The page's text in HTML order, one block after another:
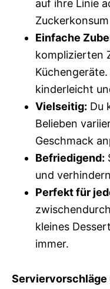
auf ihre Linie
Einfache
komplizierten
kinderleicht
Vielseitig: Du
Belieben
Geschmack
Befriedigend:
und
Perfekt für
kleines
immer.
Serviervorschläge